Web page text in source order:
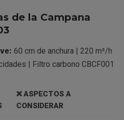
de la Campana
60 cm de anchura | 220 m³/h
| Filtro carbono CBCF001
❌ ASPECTOS A
CONSIDERAR